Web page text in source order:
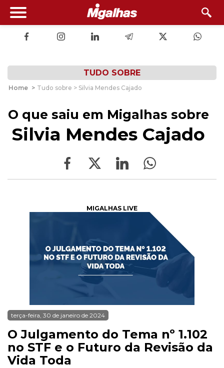
TUDO SOBRE
Home > Tudo sobre > Silvia Mendes Cajado
O que saiu em Migalhas sobre
Silvia Mendes Cajado
MIGALHAS LIVE
terça-feira, 30 de janeiro de 2024
O Julgamento do Tema nº 1.102
no STF e o Futuro da Revisão da
Vida Toda